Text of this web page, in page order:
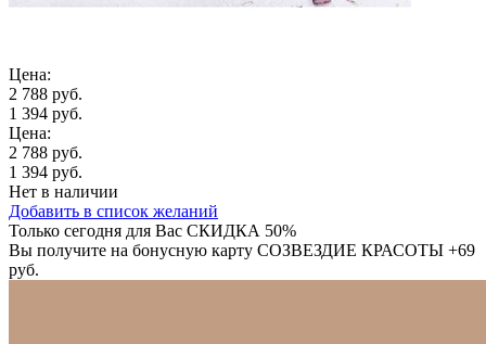
Цена:
2 788 руб.
1 394 руб.
Цена:
2 788 руб.
1 394 руб.
Нет в наличии
Добавить в список желаний
Только сегодня для Вас СКИДКА 50%
Вы получите на бонусную карту СОЗВЕЗДИЕ КРАСОТЫ +69
руб.